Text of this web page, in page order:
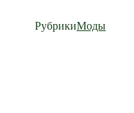
РубрикиМоды